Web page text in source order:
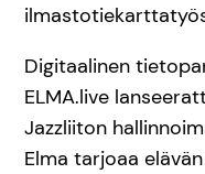
Digitaalinen
ELMA.live
Jazzliiton
Elma tarjoaa